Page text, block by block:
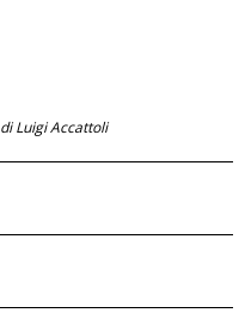
di Luigi Accattoli